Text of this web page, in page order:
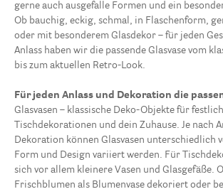
gerne auch ausgefalle Formen und ein
Ob bauchig, eckig, schmal, in Flaschenform,
oder mit besonderem Glasdekor – für jeden
Anlass haben wir die passende Glasvase vom
bis zum aktuellen Retro-Look.
Für jeden Anlass und Dekoration die
Glasvasen – klassische Deko-Objekte für
Tischdekorationen und dein Zuhause. Je nach
Dekoration können Glasvasen unterschiedlich
Form und Design variiert werden. Für
sich vor allem kleinere Vasen und Glasgefäße.
Frischblumen als Blumenvase dekoriert oder